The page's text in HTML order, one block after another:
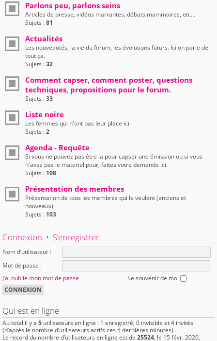
Parlons peu, parlons seins
Articles de presse, vidéos marrantes, débats mammaires, etc...
Sujets :81
Actualités
Les nouveautés, la vie du forum, les évolutions futurs. Ici on parle de
tout ça.
Sujets :32
Comment capser, comment poster, questions
techniques, propositions pour le forum.
Sujets :33
Liste noire
Les femmes qui n'ont pas leur place ici.
Sujets :2
Agenda - Requête
Si vous ne pouvez pas être la pour capser une émission ou si vous
n'avez pas le materiel pour, faites votre demande ici.
Sujets : 108
Présentation des membres
Présentation de tous les membres qui le veulent (anciens et
nouveaux)
Sujets : 103
Connexion • S’enregistrer
Nom d’utilisateur :
Mot de passe :
J’ai oublié mon mot de passe
Se souvenir de moi
Qui est en ligne
Au total il y a 5 utilisateurs en ligne : 1 enregistré, 0 invisible et 4 invités
(d’après le nombre d’utilisateurs actifs ces 5 dernières minutes)
Le record du nombre d’utilisateurs en ligne est de 25524, le 15 févr. 2026,